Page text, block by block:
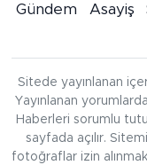
Gündem Asayiş
Sitede yayınlanan
Yayınlanan
Haberleri sorumlu
sayfada açılır.
fotoğraflar izin